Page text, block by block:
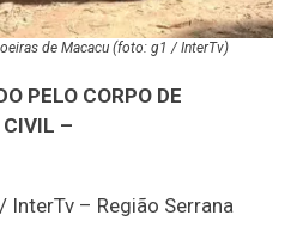
de Macacu (foto: g1 / InterTv)
PELO CORPO DE
CIVIL –
InterTv – Região Serrana